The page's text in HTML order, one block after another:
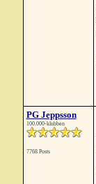
PG Jeppsson
100.000-klubben
7768 Posts